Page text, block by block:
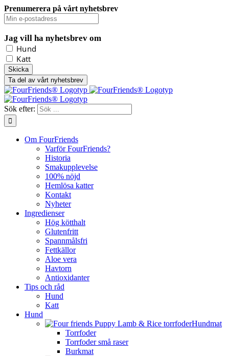
Prenumerera på vårt nyhetsbrev
Jag vill ha nyhetsbrev om
Hund
Katt
Ta del av vårt nyhetsbrev
Sök efter:
Om FourFriends
Varför FourFriends?
Historia
Smakupplevelse
100% nöjd
Hemlösa katter
Kontakt
Nyheter
Ingredienser
Hög kötthalt
Glutenfritt
Spannmålsfri
Fettkällor
Aloe vera
Havtorn
Antioxidanter
Tips och råd
Hund
Katt
Hund
Hundmat
Torrfoder
Torrfoder små raser
Burkmat